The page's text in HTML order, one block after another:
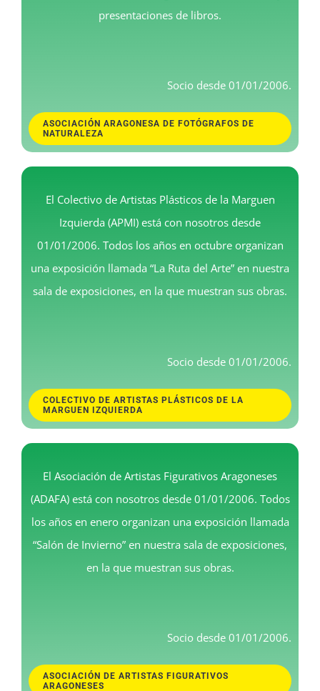
presentaciones de libros.
Socio desde 01/01/2006.
ASOCIACIÓN ARAGONESA DE FOTÓGRAFOS DE
NATURALEZA
El Colectivo de Artistas Plásticos de la Marguen
Izquierda (APMI) está con nosotros desde
01/01/2006. Todos los años en octubre organizan
una exposición llamada “La Ruta del Arte” en nuestra
sala de exposiciones, en la que muestran sus obras.
Socio desde 01/01/2006.
COLECTIVO DE ARTISTAS PLÁSTICOS DE LA
MARGUEN IZQUIERDA
El Asociación de Artistas Figurativos Aragoneses
(ADAFA) está con nosotros desde 01/01/2006. Todos
los años en enero organizan una exposición llamada
“Salón de Invierno” en nuestra sala de exposiciones,
en la que muestran sus obras.
Socio desde 01/01/2006.
ASOCIACIÓN DE ARTISTAS FIGURATIVOS
ARAGONESES